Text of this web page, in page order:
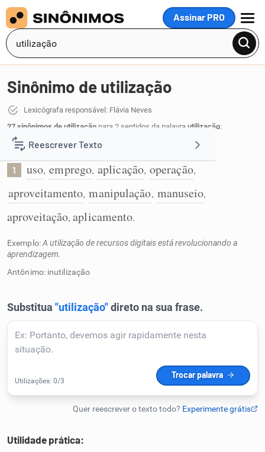
Assinar PRO
MENU
Reescrever Texto
Resumir Texto
Corrigir Texto
Detector de IA
Humanizador de IA
Cata-letras
Conexões
Caça-palavras
Sinônimo de utilização
Lexicógrafa responsável: Flávia Neves
27 sinônimos de utilização para 2 sentidos da palavra utilização:
Ação de utilizar:
1 uso, emprego, aplicação, operação,
aproveitamento, manipulação, manuseio,
aproveitação,aplicamento.
Exemplo:A utilização de recursos digitais está revolucionando a
aprendizagem.
Antônimo: inutilização
Utilidade prática: